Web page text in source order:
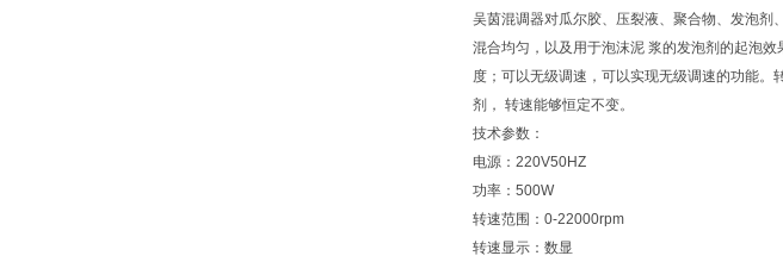
吴茵混调器对瓜尔胶、压裂液、聚合物、发泡剂
混合均匀，以及用于泡沫泥 浆的发泡剂的起泡
度；可以无级调速，可以实现无级调速的功能
剂， 转速能够恒定不变。
技术参数：
电源：220V50HZ
功率：500W
转速范围：0-22000rpm
转速显示：数显